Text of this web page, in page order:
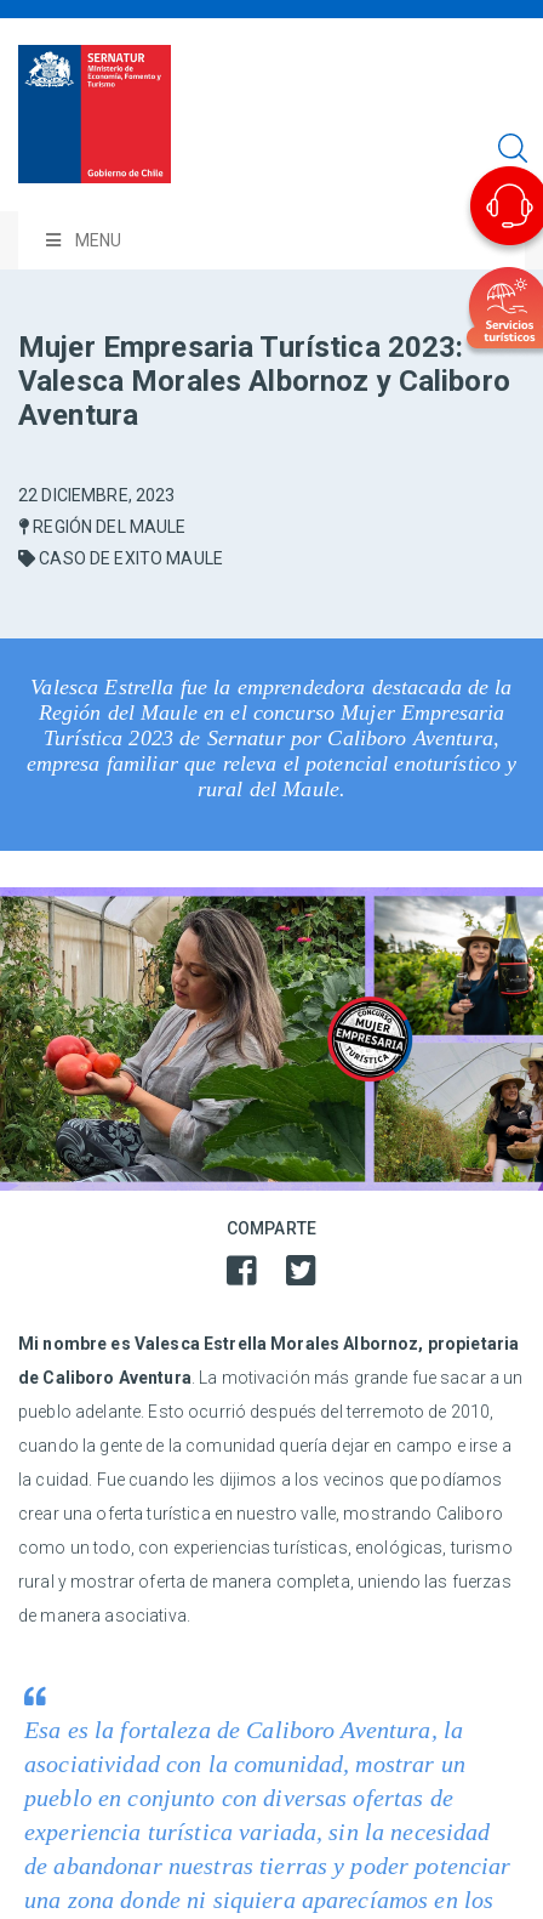
MENU
Mujer Empresaria Turística 2023:
Valesca Morales Albornoz y Caliboro
Aventura
22 DICIEMBRE, 2023
REGIÓN DEL MAULE
CASO DE EXITO MAULE
Valesca Estrella fue la emprendedora destacada de la
Región del Maule en el concurso Mujer Empresaria
Turística 2023 de Sernatur por Caliboro Aventura,
empresa familiar que releva el potencial enoturístico y
rural del Maule.
COMPARTE
Mi nombre es Valesca Estrella Morales Albornoz, propietaria
de Caliboro Aventura . La motivación más grande fue sacar a un
pueblo adelante. Esto ocurrió después del terremoto de 2010,
cuando la gente de la comunidad quería dejar en campo e irse a
la cuidad. Fue cuando les dijimos a los vecinos que podíamos
crear una oferta turística en nuestro valle, mostrando Caliboro
como un todo, con experiencias turísticas, enológicas, turismo
rural y mostrar oferta de manera completa, uniendo las fuerzas
de manera asociativa.
Esa es la fortaleza de Caliboro Aventura, la
asociatividad con la comunidad, mostrar un
pueblo en conjunto con diversas ofertas de
experiencia turística variada, sin la necesidad
de abandonar nuestras tierras y poder potenciar
una zona donde ni siquiera aparecíamos en los